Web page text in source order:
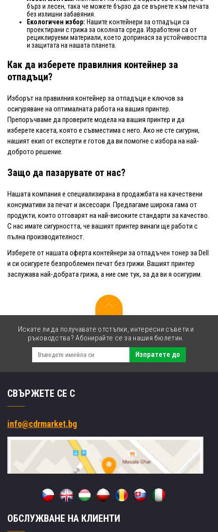
бърз и лесен, така че можете бързо да се върнете към печата
без излишни забавяния.
Екологичен избор: Нашите контейнери за отпадъци са
проектирани с грижа за околната среда. Изработени са от
рециклируеми материали, което допринася за устойчивостта
и защитата на нашата планета.
Как да изберете правилния контейнер за
отпадъци?
Изборът на правилния контейнер за отпадъци е ключов за
осигуряване на оптималната работа на вашия принтер.
Препоръчваме да проверите модела на вашия принтер и да
изберете касета, която е съвместима с него. Ако не сте сигурни,
нашият екип от експерти е готов да ви помогне с избора на най-
доброто решение.
Защо да пазарувате от нас?
Нашата компания е специализирана в продажбата на качествени
консумативи за печат и аксесоари. Предлагаме широка гама от
продукти, които отговарят на най-високите стандарти за качество.
С нас имате сигурността, че вашият принтер винаги ще работи с
пълна производителност.
Изберете от нашата оферта контейнери за отпадъчен тонер за Dell
и си осигурете безпроблемен печат без грижи. Вашият принтер
заслужава най-добрата грижа, а ние сме тук, за да ви я осигурим.
Искате ли да получавате отстъпки, интересни съвети и
ръководства? Абонирайте се за нашия бюлетин.
Изпратете до
СВЪРЖЕТЕ СЕ С
info@cdrmarket.bg
ОБСЛУЖВАНЕ НА КЛИЕНТИ